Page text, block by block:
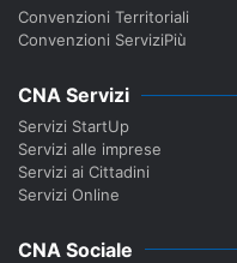
Convenzioni Territoriali
Convenzioni ServiziPiù
CNA Servizi
Servizi StartUp
Servizi alle imprese
Servizi ai Cittadini
Servizi Online
CNA Sociale